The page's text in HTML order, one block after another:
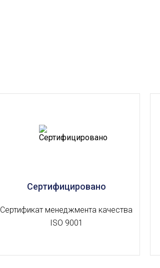
Сертифицировано
Сертификат менеджмента качества
ISO 9001